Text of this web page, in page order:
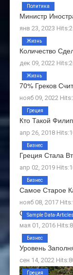
Министр
янв 23, 2023
Политика
Количество
дек 09, 2022
Жизнь
70% Греков
нояб 09, 2022
Жизнь
Кто Такой
апр 26, 2018
Греция
Греция Стала
апр 02, 2019
Бизнес
Самое Старое
нояб 08, 2017
Бизнес
О Нас
мая 01, 2016
Sample Data-Articles
Уровень
сен 14, 2022
Бизнес
Греция